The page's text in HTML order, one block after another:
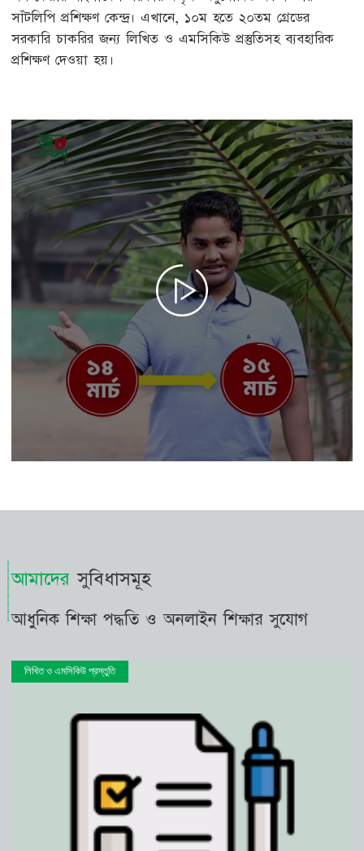
সাঁটলিপি প্রশিক্ষণ কেন্দ্র। এখানে, ১০ম হতে ২০তম গ্রেডের
সরকারি চাকরির জন্য লিখিত ও এমসিকিউ প্রস্তুতিসহ ব্যবহারিক
প্রশিক্ষণ দেওয়া হয়।
আমাদের সুবিধাসমূহ
আধুনিক শিক্ষা পদ্ধতি ও অনলাইন শিক্ষার সুযোগ
লিখিত ও এমসিকিউ প্রস্তুতি